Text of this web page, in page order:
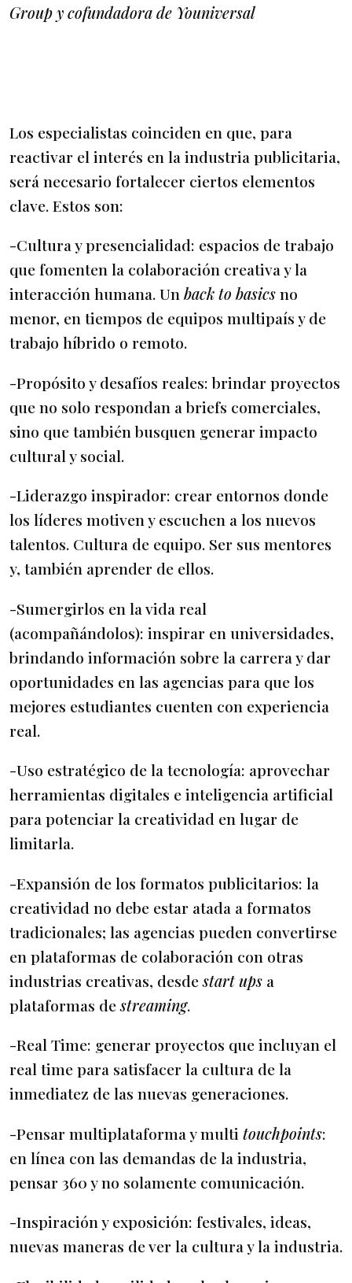
Group y cofundadora de Youniversal
Los especialistas coinciden en que, para
reactivar el interés en la industria publicitaria,
será necesario fortalecer ciertos elementos
clave. Estos son:
-Cultura y presencialidad: espacios de trabajo
que fomenten la colaboración creativa y la
interacción humana. Un back to basicsno
menor, en tiempos de equipos multipaís y de
trabajo híbrido o remoto.
-Propósito y desafíos reales: brindar proyectos
que no solo respondan a briefs comerciales,
sino que también busquen generar impacto
cultural y social.
-Liderazgo inspirador: crear entornos donde
los líderes motiven y escuchen a los nuevos
talentos. Cultura de equipo. Ser sus mentores
y, también aprender de ellos.
-Sumergirlos en la vida real
(acompañándolos): inspirar en universidades,
brindando información sobre la carrera y dar
oportunidades en las agencias para que los
mejores estudiantes cuenten con experiencia
real.
-Uso estratégico de la tecnología: aprovechar
herramientas digitales e inteligencia artificial
para potenciar la creatividad en lugar de
limitarla.
-Expansión de los formatos publicitarios: la
creatividad no debe estar atada a formatos
tradicionales; las agencias pueden convertirse
en plataformas de colaboración con otras
industrias creativas, desdestart ups a
plataformas destreaming.
-Real Time: generar proyectos que incluyan el
real time para satisfacer la cultura de la
inmediatez de las nuevas generaciones.
-Pensar multiplataforma y multi touchpoints:
en línea con las demandas de la industria,
pensar 360 y no solamente comunicación.
-Inspiración y exposición: festivales, ideas,
nuevas maneras de ver la cultura y la industria.